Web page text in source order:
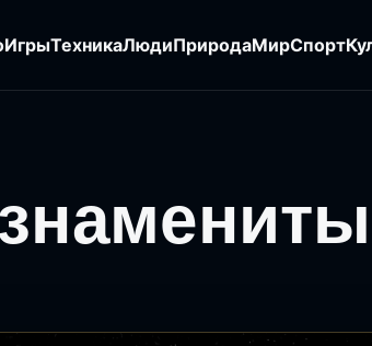
ИгрыТехникаЛюдиПриродаМирСпорт